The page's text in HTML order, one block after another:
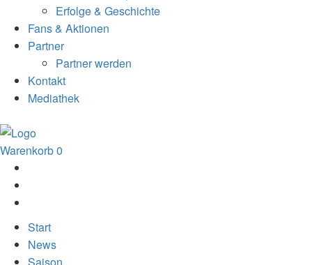
Erfolge & Geschichte
Fans & Aktionen
Partner
Partner werden
Kontakt
Mediathek
Warenkorb0
Start
News
Saison